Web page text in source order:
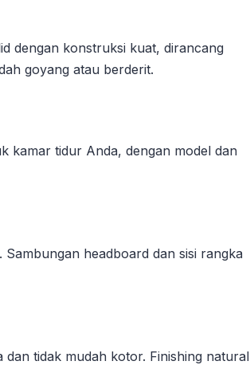
dengan konstruksi kuat, dirancang
goyang atau berderit.
kamar tidur Anda, dengan model dan
headboard dan sisi rangka
tidak mudah kotor. Finishing natural